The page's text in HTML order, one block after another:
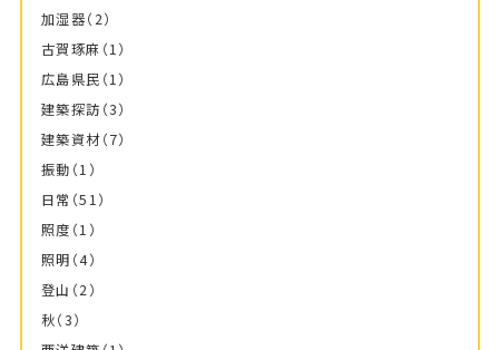
加湿器（2）
古賀琢麻 （1）
広島県民 （1）
建築探訪 （3）
建築資材（7）
振動 （1）
日常 （51）
照度 （1）
照明 （4）
登山 （2）
秋（3）